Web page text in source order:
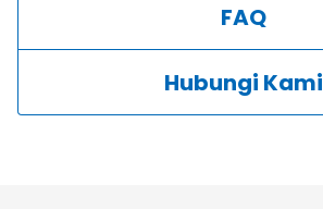
FAQ
Hubungi Kami